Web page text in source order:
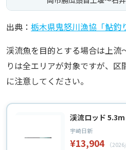
出典： 栃木県鬼怒川漁協「鮎釣
渓流魚を目的とする場合は上流
りは全エリアが対象ですが、
に注意してください。
渓流ロッド 5.3m
宇崎日新
¥13,904
（